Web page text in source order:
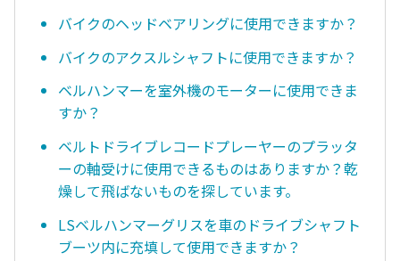
バイクのヘッドベアリングに使用できますか？
バイクのアクスルシャフトに使用できますか？
ベルハンマーを室外機のモーターに使用できま
すか？
ベルトドライブレコードプレーヤーのプラッタ
ーの軸受けに使用できるものはありますか？乾
燥して飛ばないものを探しています。
LSベルハンマーグリスを車のドライブシャフト
ブーツ内に充填して使用できますか？